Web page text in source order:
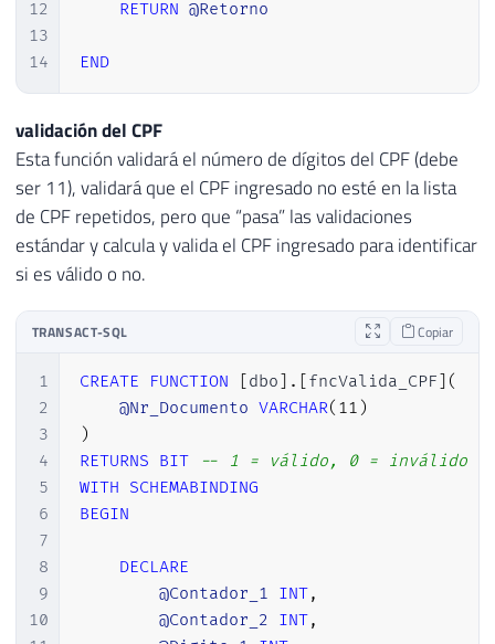
12
13
14
RETURN @Retorno
END
validación del CPF
Esta función validará el número de dígitos del CPF (debe
ser 11), validará que el CPF ingresado no esté en la lista
de CPF repetidos, pero que “pasa” las validaciones
estándar y calcula y valida el CPF ingresado para identificar
si es válido o no.
TRANSACT-SQL Copiar
1
2
3
4
5
6
7
8
9
10
CREATE FUNCTION dbo . fncValida_CPF
(
@Nr_Documento VARCHAR( 11 )
)
RETURNS BIT
-- 1 = válido, 0 = inválido
WITH SCHEMABINDING
BEGIN
DECLARE
@Contador_1 INT,
@Contador_2 INT,